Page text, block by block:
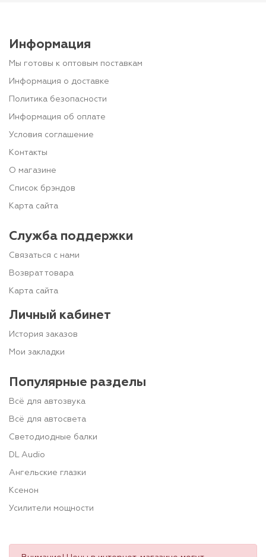
Информация
Мы готовы к оптовым поставкам
Информация о доставке
Политика безопасности
Информация об оплате
Условия соглашение
Контакты
О магазине
Список брэндов
Карта сайта
Служба поддержки
Связаться с нами
Возврат товара
Карта сайта
Личный кабинет
История заказов
Мои закладки
Популярные разделы
Всё для автозвука
Всё для автосвета
Светодиодные балки
DL Audio
Ангельские глазки
Ксенон
Усилители мощности